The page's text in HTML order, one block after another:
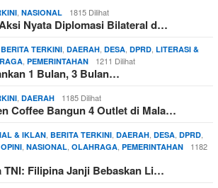
, NASIONAL 1815 Dilihat
Nyata Diplomasi Bilateral d…
BERITA TERKINI, DAERAH, DESA, DPRD, LITERASI &
, PEMERINTAHAN 1211 Dilihat
1 Bulan, 3 Bulan…
, DAERAH 1185 Dilihat
Coffee Bangun 4 Outlet di Mala…
& IKLAN, BERITA TERKINI, DAERAH, DESA, DPRD,
, NASIONAL, OLAHRAGA, PEMERINTAHAN
1182
TNI: Filipina Janji Bebaskan Li…